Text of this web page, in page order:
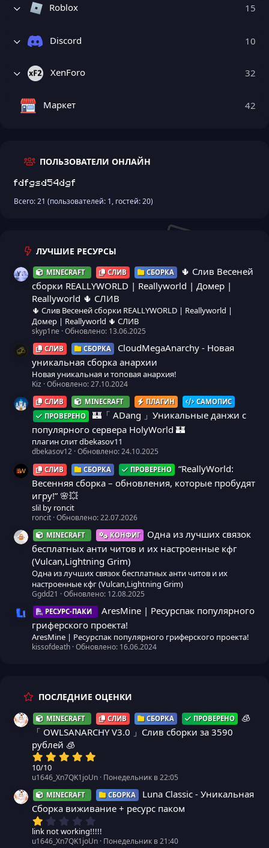
Roblox 15
Discord 10
XenForo 32
Маркет 42
ПОЛЬЗОВАТЕЛИ ОНЛАЙН
fdfgsd54dgf
Всего: 21 (пользователей: 1, гостей: 20)
ЛУЧШИЕ РЕСУРСЫ
MINECRAFT СЛИВ СБОРКА
🌵 Слив Весеней
сборки REALLYWORLD | Reallyworld | Домер |
Reallyworld 🌵 СЛИВ
🌵 Слив Весеней сборки REALLYWORLD | Reallyworld |
Домер | Reallyworld 🌵 СЛИВ
skyp1ne Обновлено: 13.06.2025
СЛИВ СБОРКА
CloudMegaAnarchy - Новая
уникальная сборка анархии
Новая уникальная и топовая анархия!
Kiz Обновлено:27.10.2024
СЛИВ MINECRAFT ПЛАГИН
САМОПИС
ПРОВЕРЕНО
🏰「 ADang 」Уникальные данжи с
популярного сервера HolyWorld 🏰
плагин слит dbekasov11
dbekasov12 Обновлено:24.10.2025
СЛИВ СБОРКА ПРОВЕРЕНО
“ReallyWorld:
Весенняя сборка – обновления, которые пробудят
игру!” 🌸💥
slil by roncit
roncit Обновлено:22.07.2026
MINECRAFT КОНФИГ
Одна из лучших связок
бесплатных анти читов и их настроенные кфг
(Vulcan,Lightning Grim)
Одна из лучших связок бесплатных анти читов и их
настроенные кфг (Vulcan,Lightning Grim)
Ggdd21 Обновлено: 12.08.2025
Иконка ресурса
РЕСУРС-ПАКИ
AresMine | Ресурспак популярного
гриферского проекта!
AresMine | Ресурспак популярного гриферского проекта!
kissofdeath Обновлено: 16.06.2024
ПОСЛЕДНИЕ ОЦЕНКИ
MINECRAFT СЛИВ СБОРКА ПРОВЕРЕНО
🧊
「 OWLSANARCHY V3.0 」Слив сборки за 3590
рублей 🧊
0
0
з
в
ё
д
10/10
u1646_Xn7QK1joUn Понедельник в 22:05
MINECRAFT СБОРКА
Luna Classic - Уникальная
Сборка виживание + ресурс паком
,
0
link not working!!!!!
u1646_Xn7QK1joUn Понедельник в 21:40